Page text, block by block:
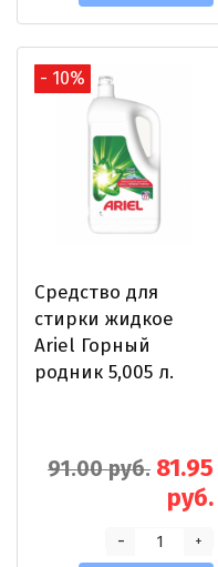
- 10%
Средство для
стирки жидкое
Ariel Горный
родник 5,005 л.
91.00 руб. 81.95
руб.
+
-